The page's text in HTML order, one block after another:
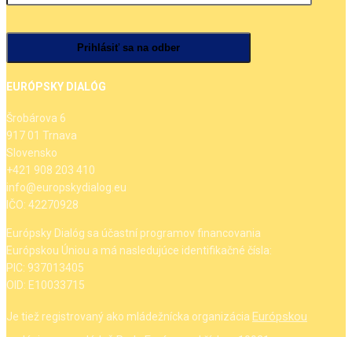
EURÓPSKY DIALÓG
Šrobárova 6
917 01 Trnava
Slovensko
+421 908 203 410
info@europskydialog.eu
IČO: 42270928
Európsky Dialóg sa účastní programov financovania
Európskou Úniou a má nasledujúce identifikačné čísla:
PIC: 937013405
OID: E10033715
Je tiež registrovaný ako mládežnícka organizácia Európskou